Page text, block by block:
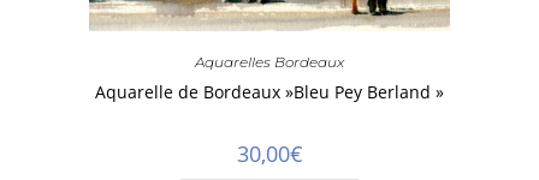
Aquarelles Bordeaux
Aquarelle de Bordeaux »Bleu Pey Berland »
30,00€